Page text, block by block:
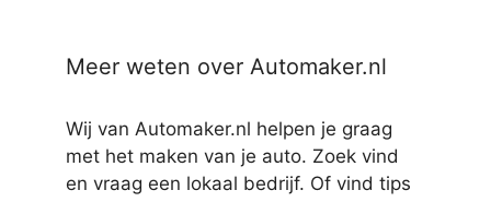
Meer weten over Automaker.nl
Wij van Automaker.nl helpen je graag
met het maken van je auto. Zoek vind
en vraag een lokaal bedrijf. Of vind tips